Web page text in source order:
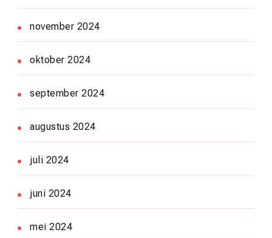
november 2024
oktober 2024
september 2024
augustus 2024
juli 2024
juni 2024
mei 2024